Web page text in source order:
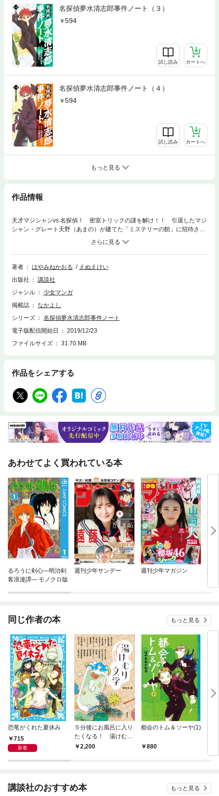
名探偵夢水清志郎事件ノート（３）
594
試し読み カートへ
名探偵夢水清志郎事件ノート（４）
594
試し読み カートへ
もっと見る
作品情報
天才マジシャンvs.名探偵！ 密室トリックの謎を解け！！ 引退したマジ
シャン・グレート天野（あまの）が建てた「ミステリーの館」に招待され
た夢水（ゆめみず）と亜衣（あい）たちは、天野の依頼で「幻夢王（げん
むおう）」を名乗る人物から送られてきた脅迫状の謎を解くことになる。
しかしそれは、奇想天外な「消失マジック」を使った復讐劇の幕開けで―
―！？
著者 はやみねかおる
えぬえけい
出版社
講談社
ジャンル
少女マンガ
掲載誌
なかよし
シリーズ
名探偵夢水清志郎事件ノート
電子版配信開始日
2019/12/23
ファイルサイズ
31.70 MB
作品をシェアする
あわせてよく買われている本
るろうに剣心—明治剣
客浪漫譚— モノクロ版
週刊少年サンデー 週刊少年マガジン 双
同じ作者の本 もっと見る
恐竜がくれた夏休み
715
新着
５分後にお風呂に入り
たくなる！ 湯けむり
文学2,200
都会のトム＆ソーヤ(1)
880
講談社のおすすめ本 もっと見る